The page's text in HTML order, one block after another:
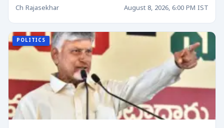
Ch Rajasekhar August 8, 2026, 6:00 PM IST
POLITICS